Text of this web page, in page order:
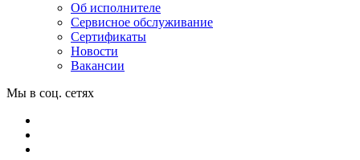
Об исполнителе
Сервисное обслуживание
Сертификаты
Новости
Вакансии
Мы в соц. сетях